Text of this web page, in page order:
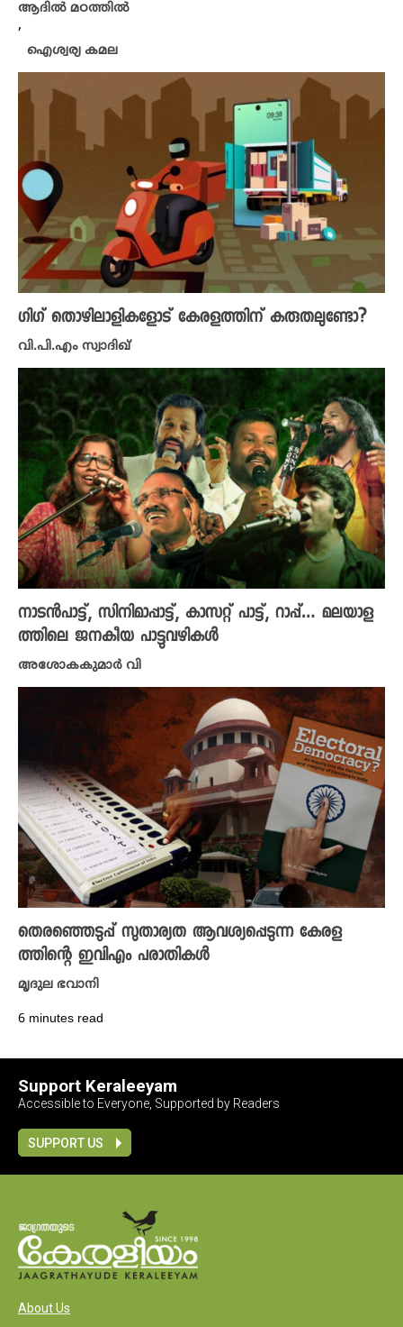
ആദിൽ മഠത്തിൽ
,
ഐശ്വര്യ കമല
ഗിഗ് തൊഴിലാളികളോട് കേരളത്തിന് കരുതലുണ്ടോ?
വി.പി.എം സ്വാദിഖ്
നാടൻപാട്ട്, സിനിമാപ്പാട്ട്, കാസറ്റ് പാട്ട്, റാപ്പ്… മലയാള
ത്തിലെ ജനകീയ പാട്ടുവഴികൾ
അശോകകുമാർ വി
തെരഞ്ഞെടുപ്പ് സുതാര്യത ആവശ്യപ്പെടുന്ന കേരള
ത്തിന്റെ ഇവിഎം പരാതികൾ
മൃദുല ഭവാനി
6 minutes read
Support Keraleeyam
Accessible to Everyone, Supported by Readers
SUPPORT US
About Us